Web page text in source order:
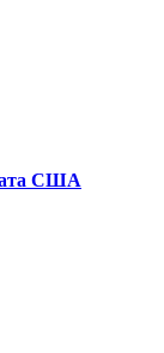
США